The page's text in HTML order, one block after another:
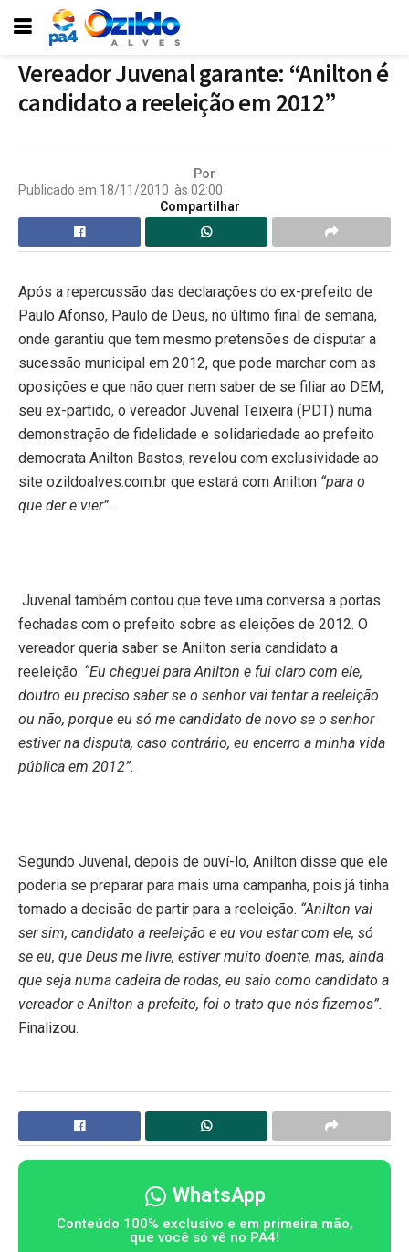
Vereador Juvenal garante: “Anilton é
candidato a reeleição em 2012”
Por
Publicado em 18/11/2010 às 02:00
Compartilhar
Após a repercussão das declarações do ex-prefeito de
Paulo Afonso, Paulo de Deus, no último final de semana,
onde garantiu que tem mesmo pretensões de disputar a
sucessão municipal em 2012, que pode marchar com as
oposições e que não quer nem saber de se filiar ao DEM,
seu ex-partido, o vereador Juvenal Teixeira (PDT) numa
demonstração de fidelidade e solidariedade ao prefeito
democrata Anilton Bastos, revelou com exclusividade ao
site ozildoalves.com.br que estará com Anilton “para o
que der e vier”.
Juvenal também contou que teve uma conversa a portas
fechadas com o prefeito sobre as eleições de 2012. O
vereador queria saber se Anilton seria candidato a
reeleição. “Eu cheguei para Anilton e fui claro com ele,
doutro eu preciso saber se o senhor vai tentar a reeleição
ou não, porque eu só me candidato de novo se o senhor
estiver na disputa, caso contrário, eu encerro a minha vida
pública em 2012”.
Segundo Juvenal, depois de ouví-lo, Anilton disse que ele
poderia se preparar para mais uma campanha, pois já tinha
tomado a decisão de partir para a reeleição. “Anilton vai
ser sim, candidato a reeleição e eu vou estar com ele, só
se eu, que Deus me livre, estiver muito doente, mas, ainda
que seja numa cadeira de rodas, eu saio como candidato a
vereador e Anilton a prefeito, foi o trato que nós fizemos”.
Finalizou.
WhatsApp
Conteúdo 100% exclusivo e em primeira mão,
que você só vê no PA4!